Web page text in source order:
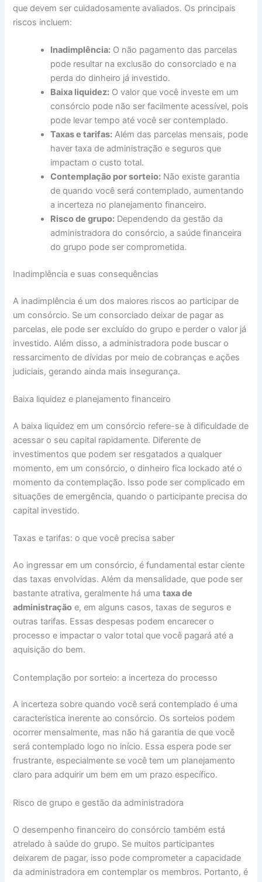
que devem ser cuidadosamente avaliados. Os principais
riscos incluem:
Inadimplência: O não pagamento das parcelas
pode resultar na exclusão do consorciado e na
perda do dinheiro já investido.
Baixa liquidez: O valor que você investe em um
consórcio pode não ser facilmente acessível, pois
pode levar tempo até você ser contemplado.
Taxas e tarifas: Além das parcelas mensais, pode
haver taxa de administração e seguros que
impactam o custo total.
Contemplação por sorteio: Não existe garantia
de quando você será contemplado, aumentando
a incerteza no planejamento financeiro.
Risco de grupo: Dependendo da gestão da
administradora do consórcio, a saúde financeira
do grupo pode ser comprometida.
Inadimplência e suas consequências
A inadimplência é um dos maiores riscos ao participar de
um consórcio. Se um consorciado deixar de pagar as
parcelas, ele pode ser excluído do grupo e perder o valor já
investido. Além disso, a administradora pode buscar o
ressarcimento de dívidas por meio de cobranças e ações
judiciais, gerando ainda mais insegurança.
Baixa liquidez e planejamento financeiro
A baixa liquidez em um consórcio refere-se à dificuldade de
acessar o seu capital rapidamente. Diferente de
investimentos que podem ser resgatados a qualquer
momento, em um consórcio, o dinheiro fica lockado até o
momento da contemplação. Isso pode ser complicado em
situações de emergência, quando o participante precisa do
capital investido.
Taxas e tarifas: o que você precisa saber
Ao ingressar em um consórcio, é fundamental estar ciente
das taxas envolvidas. Além da mensalidade, que pode ser
bastante atrativa, geralmente há umataxa de
administração e, em alguns casos, taxas de seguros e
outras tarifas. Essas despesas podem encarecer o
processo e impactar o valor total que você pagará até a
aquisição do bem.
Contemplação por sorteio: a incerteza do processo
A incerteza sobre quando você será contemplado é uma
característica inerente ao consórcio. Os sorteios podem
ocorrer mensalmente, mas não há garantia de que você
será contemplado logo no início. Essa espera pode ser
frustrante, especialmente se você tem um planejamento
claro para adquirir um bem em um prazo específico.
Risco de grupo e gestão da administradora
O desempenho financeiro do consórcio também está
atrelado à saúde do grupo. Se muitos participantes
deixarem de pagar, isso pode comprometer a capacidade
da administradora em contemplar os membros. Portanto, é